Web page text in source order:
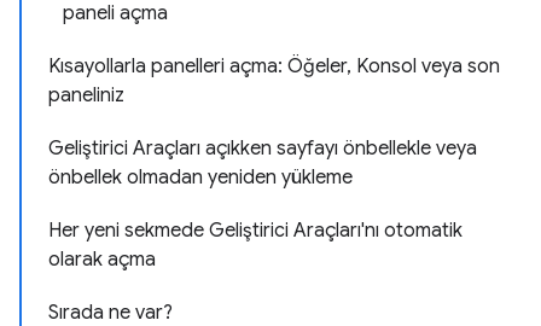
paneli açma
Kısayollarla panelleri açma: Öğeler, Konsol veya son
paneliniz
Geliştirici Araçları açıkken sayfayı önbellekle veya
önbellek olmadan yeniden yükleme
Her yeni sekmede Geliştirici Araçları'nı otomatik
olarak açma
Sırada ne var?